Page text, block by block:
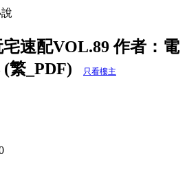
速配VOL.89 作者：電
繁_PDF)
只看樓主